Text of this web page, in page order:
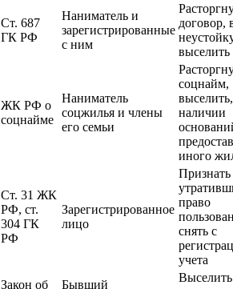
Ст. 687
ГК РФ
Наниматель и
зарегистрированные
с ним
договор,
выселить
ЖК РФ о
соцнайме
Наниматель
соцжилья и члены
его семьи
соцнайм,
наличии
иного
Ст. 31 ЖК
РФ, ст.
304 ГК
РФ
Зарегистрированное
лицо
Признать
право
снять с
учета
Закон об Бывший